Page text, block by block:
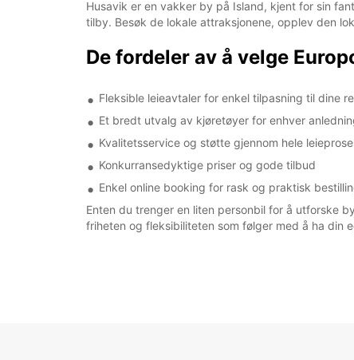
Husavik er en vakker by på Island, kjent for sin
tilby. Besøk de lokale attraksjonene, opplev den
De fordeler av å velge
Fleksible leieavtaler for enkel tilpasning til dine
Et bredt utvalg av kjøretøyer for enhver
Kvalitetsservice og støtte gjennom hele
Konkurransedyktige priser og gode tilbud
Enkel online booking for rask og praktisk
Enten du trenger en liten personbil for å utforske
friheten og fleksibiliteten som følger med å ha din